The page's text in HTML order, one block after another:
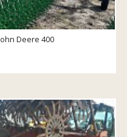
Deere 400